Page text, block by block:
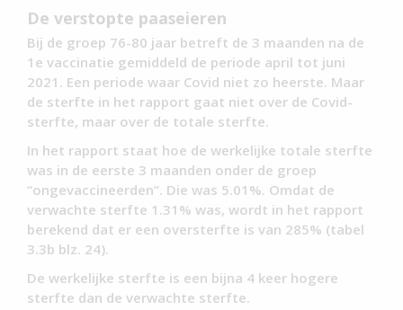
De verstopte paaseieren
Bij de groep 76-80 jaar betreft de 3 maanden na de
1e vaccinatie gemiddeld de periode april tot juni
2021. Een periode waar Covid niet zo heerste. Maar
de sterfte in het rapport gaat niet over de Covid-
sterfte, maar over de totale sterfte.
In het rapport staat hoe de werkelijke totale sterfte
was in de eerste 3 maanden onder de groep
“ongevaccineerden”. Die was 5.01%. Omdat de
verwachte sterfte 1.31% was, wordt in het rapport
berekend dat er een oversterfte is van 285% (tabel
3.3b blz. 24).
De werkelijke sterfte is een bijna 4 keer hogere
sterfte dan de verwachte sterfte.